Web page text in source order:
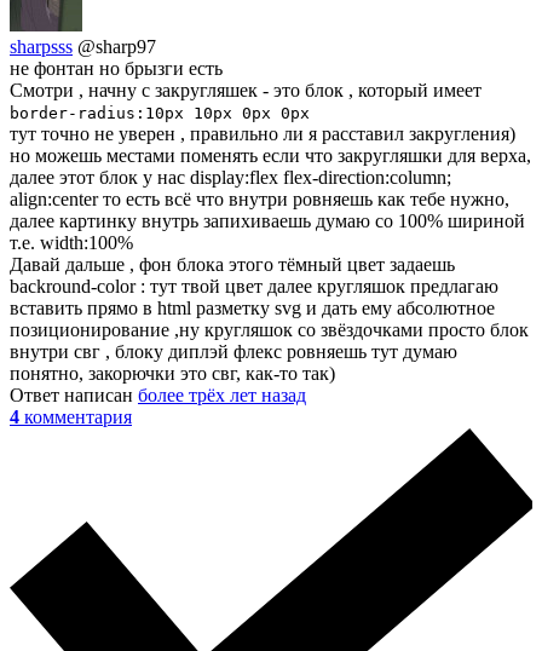
sharpsss @sharp97
не фонтан но брызги есть
Смотри , начну с закругляшек - это блок , который имеет
border-radius:10px 10px 0px 0px
тут точно не уверен , правильно ли я расставил закругления)
но можешь местами поменять если что закругляшки для верха,
далее этот блок у нас display:flex flex-direction:column;
align:center то есть всё что внутри ровняешь как тебе нужно,
далее картинку внутрь запихиваешь думаю со 100% шириной
т.е. width:100%
Давай дальше , фон блока этого тёмный цвет задаешь
backround-color : тут твой цвет далее кругляшок предлагаю
вставить прямо в html разметку svg и дать ему абсолютное
позиционирование ,ну кругляшок со звёздочками просто блок
внутри свг , блоку диплэй флекс ровняешь тут думаю
понятно, закорючки это свг, как-то так)
Ответ написан более трёх лет назад
4 комментария